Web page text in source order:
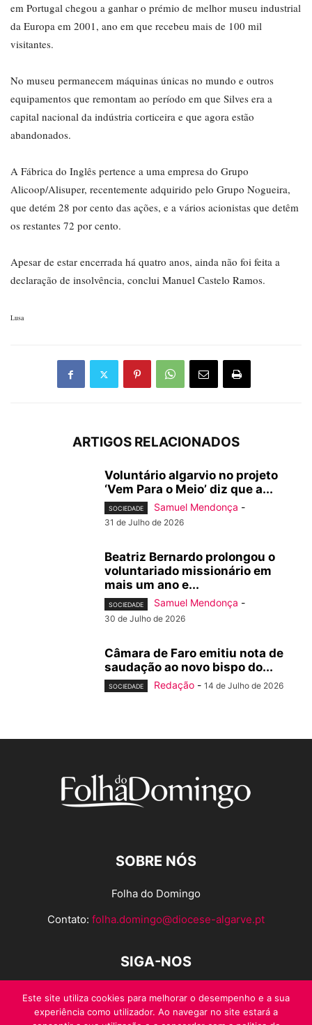
em Portugal chegou a ganhar o prémio de melhor museu industrial
da Europa em 2001, ano em que recebeu mais de 100 mil
visitantes.
No museu permanecem máquinas únicas no mundo e outros
equipamentos que remontam ao período em que Silves era a
capital nacional da indústria corticeira e que agora estão
abandonados.
A Fábrica do Inglês pertence a uma empresa do Grupo
Alicoop/Alisuper, recentemente adquirido pelo Grupo Nogueira,
que detém 28 por cento das ações, e a vários acionistas que detêm
os restantes 72 por cento.
Apesar de estar encerrada há quatro anos, ainda não foi feita a
declaração de insolvência, conclui Manuel Castelo Ramos.
Lusa
ARTIGOS RELACIONADOS
Voluntário algarvio no projeto
‘Vem Para o Meio’ diz que a...
SOCIEDADE Samuel Mendonça -
31 de Julho de 2026
Beatriz Bernardo prolongou o
voluntariado missionário em
mais um ano e...
SOCIEDADE Samuel Mendonça -
30 de Julho de 2026
Câmara de Faro emitiu nota de
saudação ao novo bispo do...
SOCIEDADE Redação - 14 de Julho de 2026
SOBRE NÓS
Folha do Domingo
Contato: folha.domingo@diocese-algarve.pt
SIGA-NOS
Este site utiliza cookies para melhorar o desempenho e a sua
experiência como utilizador. Ao navegar no site estará a